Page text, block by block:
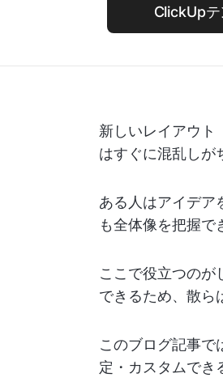
ClickUp
新しいレイアウト
はすぐに混乱しが
ある人はアイデア
も全体像を把握
ここで役立つのが
できるため、散ら
このブログ記事で
定・カスタムでき